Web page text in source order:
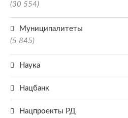
(30 554)
Муниципалитеты
(5 845)
Наука
Нацбанк
Нацпроекты РД